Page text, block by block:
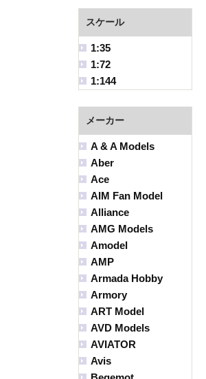
スケール
1:35
1:72
1:144
メーカー
A & A Models
Aber
Ace
AIM Fan Model
Alliance
AMG Models
Amodel
AMP
Armada Hobby
Armory
ART Model
AVD Models
AVIATOR
Avis